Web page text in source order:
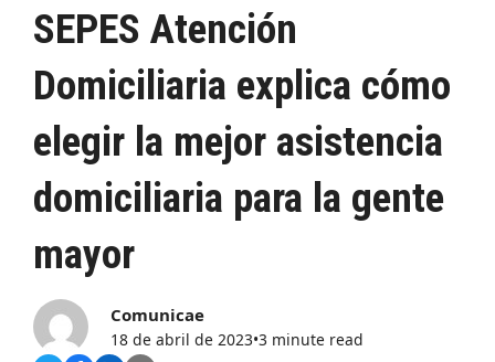
SEPES Atención
Domiciliaria explica cómo
elegir la mejor asistencia
domiciliaria para la gente
mayor
Comunicae
18 de abril de 2023•3 minute read